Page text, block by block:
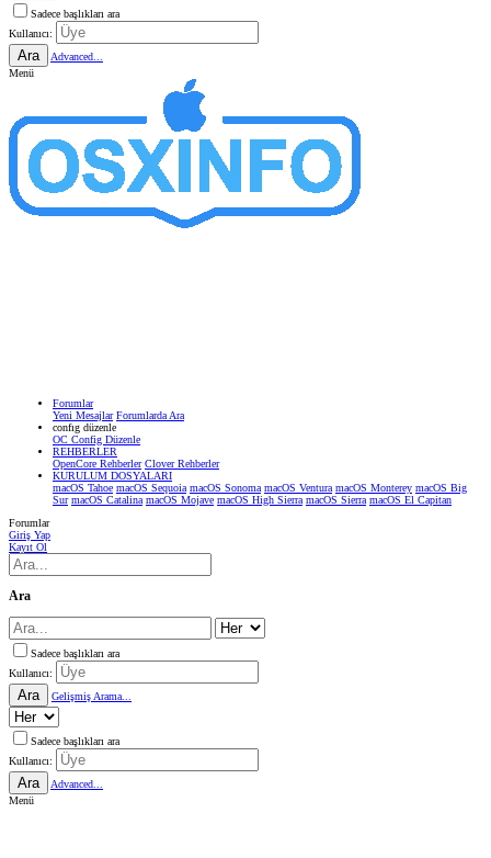
Sadece başlıkları ara
Kullanıcı:
Ara
Advanced...
Menü
Forumlar
Yeni Mesajlar Forumlarda Ara
confıg düzenle
OC Config Düzenle
REHBERLER
OpenCore Rehberler Clover Rehberler
KURULUM DOSYALARI
macOS Tahoe macOS Sequoia macOS Sonoma macOS Ventura macOS Monterey macOS Big
Sur macOS Catalina macOS Mojave macOS High Sierra macOS Sierra macOS El Capitan
Forumlar
Giriş Yap
Kayıt Ol
Ara
Sadece başlıkları ara
Kullanıcı:
Ara Gelişmiş Arama...
Sadece başlıkları ara
Kullanıcı:
Ara
Advanced...
Menü